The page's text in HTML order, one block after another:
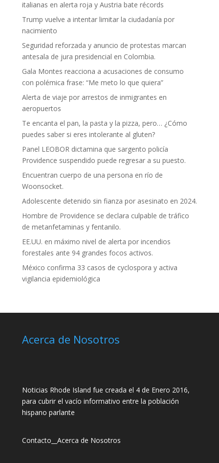
italianas en alerta roja y Austria bate récords
Trump vuelve a intentar limitar la ciudadanía por
nacimiento
Seguridad reforzada y anuncio de protestas marcan
antesala de jura presidencial en Colombia.
Gala Montes reacciona a acusaciones de consumo
con polémica frase: “Me meto lo que quiera”
Alerta de viaje por arrestos de inmigrantes en
aeropuertos
Te encanta el pan, la pasta y la pizza, pero… ¿Cómo
puedes saber si eres intolerante al gluten?
Panel LEOBOR dictamina que sargento policía
Providence suspendido puede regresar a su puesto.
Encuentran cuerpo de una persona en río de
Woonsocket.
Adolescente detenido sin fianza por asesinato en 2024.
Hombre de Providence se declara culpable de tráfico
de metanfetaminas y fentanilo.
EE.UU. en máximo nivel de alerta por incendios
forestales ante 94 grandes focos activos.
México confirma 33 casos de cyclospora y activa
vigilancia epidemiológica
Acerca de Nosotros
Noticias Rhode Island fue creada el 4 de Enero 2016,
para cubrir el vacío informativo entre la población
hispano parlante
Contacto Acerca de Nosotros